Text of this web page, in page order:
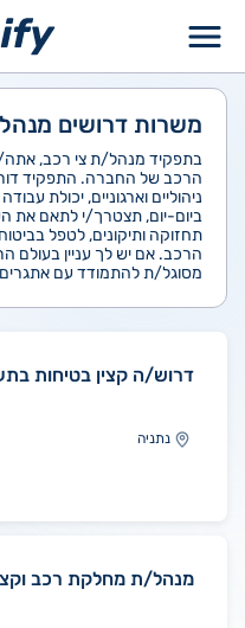
דילוג
משרות דרושים
בתפקיד מנהל/ת צי רכב, אתה/
הרכב של החברה. התפקיד דורש
ניהוליים וארגוניים, יכולת
ביום-יום, תצטרך/י לתאם את
תחזוקה ותיקונים, לטפל
הרכב. אם יש לך עניין בעולם
מסוגל/ת להתמודד עם אתגרים
דרוש/ה קצין בטיחות
נתניה
מנהל/ת מחלקת רכב